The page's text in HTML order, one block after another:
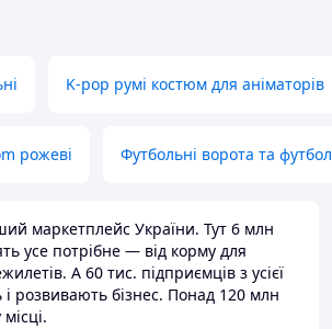
K-pop румі костюм для аніматорів
рожеві Футбольні ворота та
маркетплейс України. Тут 6 млн
усе потрібне — від корму для
А 60 тис. підприємців з усієї
розвивають бізнес. Понад 120 млн